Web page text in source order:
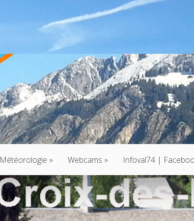
Météorologie » Webcams » Infoval74 |